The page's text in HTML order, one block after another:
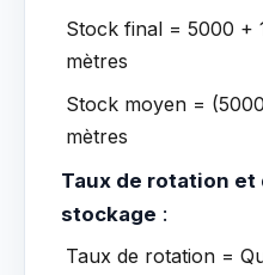
Stock final = 5000 +
mètres
Stock moyen =
mètres
Taux de rotation et
stockage :
Taux de rotation =